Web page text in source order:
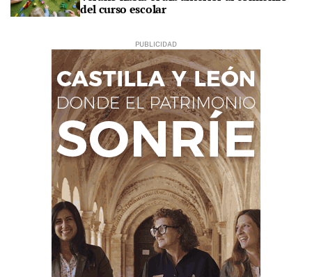
del curso escolar